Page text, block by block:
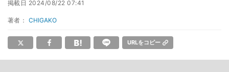
掲載日 2024/08/22 07:41
著者： CHIGAKO
URLをコピー